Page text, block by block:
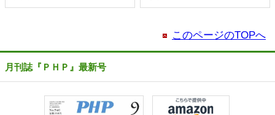
このページのTOPへ
月刊誌『ＰＨＰ』最新号